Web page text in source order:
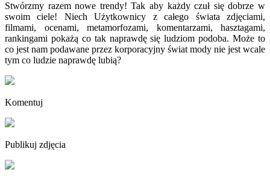
Stwórzmy razem nowe trendy! Tak aby każdy czuł się dobrze w
swoim ciele! Niech Użytkownicy z całego świata zdjęciami,
filmami, ocenami, metamorfozami, komentarzami, hasztagami,
rankingami pokażą co tak naprawdę się ludziom podoba. Może to
co jest nam podawane przez korporacyjny świat mody nie jest wcale
tym co ludzie naprawdę lubią?
Komentuj
Publikuj zdjęcia